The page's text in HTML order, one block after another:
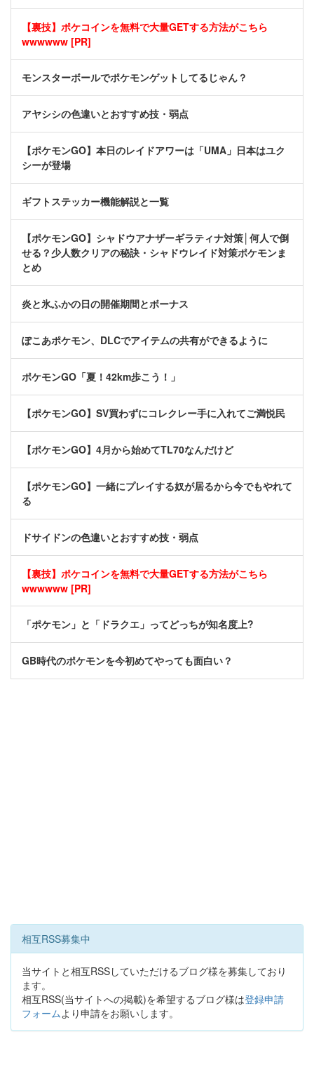
【裏技】ポケコインを無料で大量GETする方法がこちら
wwwwww [PR]
モンスターボールでポケモンゲットしてるじゃん？
アヤシシの色違いとおすすめ技・弱点
【ポケモンGO】本日のレイドアワーは「UMA」日本はユク
シーが登場
ギフトステッカー機能解説と一覧
【ポケモンGO】シャドウアナザーギラティナ対策│何人で倒
せる？少人数クリアの秘訣・シャドウレイド対策ポケモンま
とめ
炎と氷ふかの日の開催期間とボーナス
ぽこあポケモン、DLCでアイテムの共有ができるように
ポケモンGO「夏！42km歩こう！」
【ポケモンGO】SV買わずにコレクレー手に入れてご満悦民
【ポケモンGO】4月から始めてTL70なんだけど
【ポケモンGO】一緒にプレイする奴が居るから今でもやれて
る
ドサイドンの色違いとおすすめ技・弱点
【裏技】ポケコインを無料で大量GETする方法がこちら
wwwwww [PR]
「ポケモン」と「ドラクエ」ってどっちが知名度上?
GB時代のポケモンを今初めてやっても面白い？
相互RSS募集中
当サイトと相互RSSしていただけるブログ様を募集しており
ます。
相互RSS(当サイトへの掲載)を希望するブログ様は登録申請
フォームより申請をお願いします。